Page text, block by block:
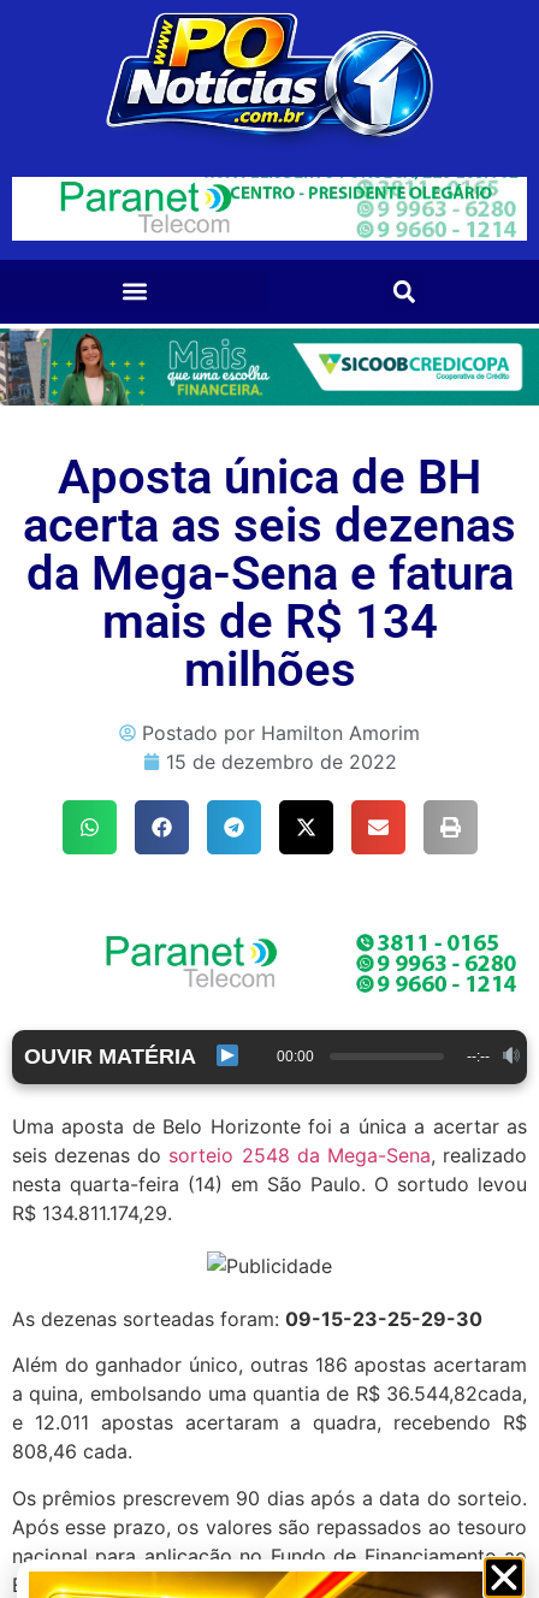
Aposta única de BH
acerta as seis dezenas
da Mega-Sena e fatura
mais de R$ 134
milhões
Postado por Hamilton Amorim
15 de dezembro de 2022
OUVIR MATÉRIA 00:00 --:--
Uma aposta de Belo Horizonte foi a única a acertar as
seis dezenas do sorteio 2548 da Mega-Sena, realizado
nesta quarta-feira (14) em São Paulo. O sortudo levou
R$ 134.811.174,29.
As dezenas sorteadas foram: 09-15-23-25-29-30
Além do ganhador único, outras 186 apostas acertaram
a quina, embolsando uma quantia de R$ 36.544,82cada,
e 12.011 apostas acertaram a quadra, recebendo R$
808,46 cada.
Os prêmios prescrevem 90 dias após a data do sorteio.
Após esse prazo, os valores são repassados ao tesouro
nacional para aplicação no Fundo de Financiamento ao
Estudante do Ensino Superior (Fies).